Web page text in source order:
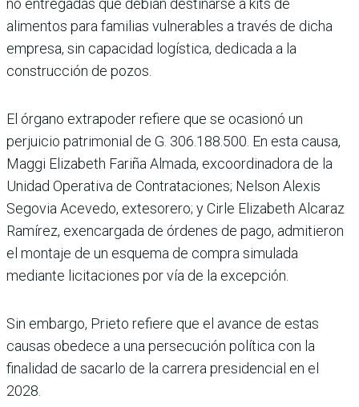
no entrega­das que debían destinarse a kits de
alimentos para fami­lias vulnerables a través de dicha
empresa, sin capaci­dad logística, dedicada a la
construcción de pozos.
El órgano extrapoder refiere que se ocasionó un
perjuicio patrimonial de G. 306.188.500. En esta causa,
Maggi Elizabeth Fariña Almada, excoordi­nadora de la
Unidad Opera­tiva de Contrataciones; Nel­son Alexis
Segovia Acevedo, extesorero; y Cirle Eliza­beth Alcaraz
Ramírez, exen­cargada de órdenes de pago, admitieron
el montaje de un esquema de compra simu­lada
mediante licitaciones por vía de la excepción.
Sin embargo, Prieto refiere que el avance de estas
causas obedece a una persecución política con la
finalidad de sacarlo de la carrera presi­dencial en el
2028.